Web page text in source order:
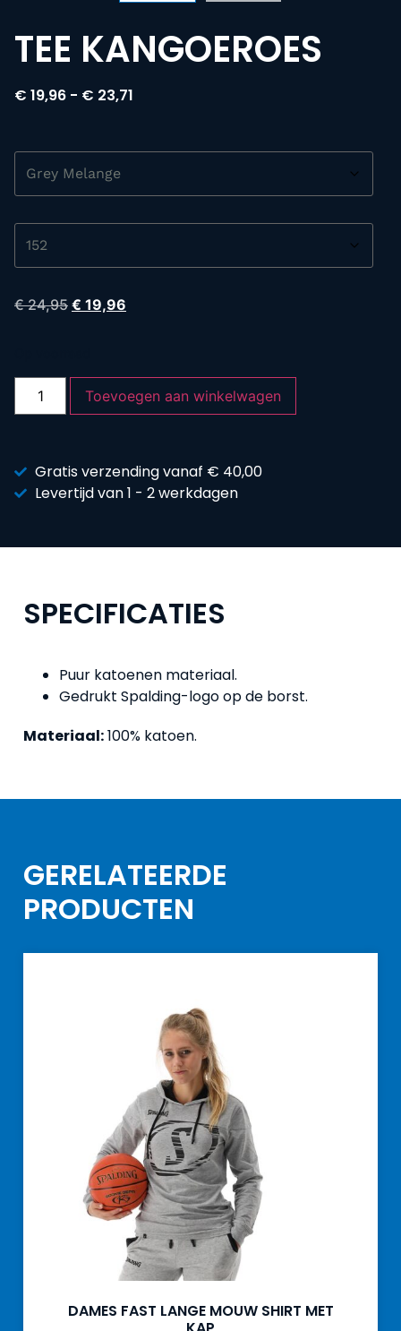
TEE KANGOEROES
€ 19,96 - € 23,71
€24,95 € 19,96
Toevoegen aan winkelwagen
Gratis verzending vanaf € 40,00
Levertijd van 1 - 2 werkdagen
SPECIFICATIES
Puur katoenen materiaal.
Gedrukt Spalding-logo op de borst.
Materiaal:100% katoen.
GERELATEERDE
PRODUCTEN
DAMES FAST LANGE MOUW SHIRT MET